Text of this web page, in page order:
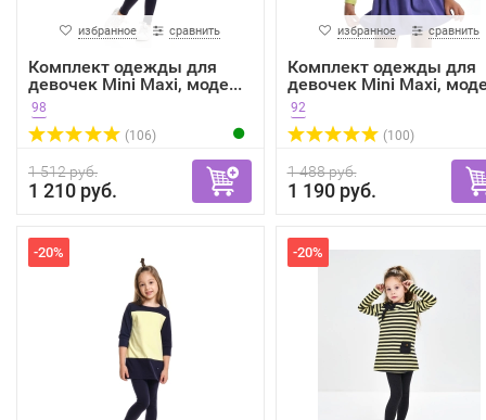
избранное сравнить
Комплект одежды для
девочек Mini Maxi, моде...
98
(106)
1 512 руб.
1 210 руб.
избранное сравнить
Комплект одежды для
девочек Mini Maxi,
92
(100)
1 488 руб.
1 190 руб.
-20% -20%